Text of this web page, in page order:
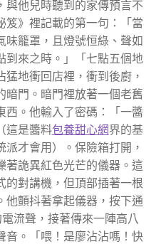
與他兒時聽到的家傳預言不
笈》裡記載的第一句：「當
味籠罩，且燈號恒綠、聲如
到來之時。」「七點五個地
地衝回店裡，衝到後廚，
暗門。暗門裡放著一個老舊
西。他輸入了密碼：「一醬
這是醬料包養甜心網界的基
才會用）。保險箱打開，
著詭異紅色光芒的儀器。這
的對講機，但頂部插著一根
他顫抖著拿起儀器，按下通
流聲，接著傳來一陣高八
音。「喂！是廖沾沾嗎！快